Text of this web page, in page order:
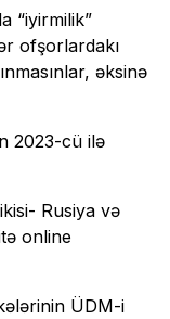
“iyirmilik”
ofşorlardakı
əksinə
2023-cü ilə
Rusiya və
online
ÜDM-i